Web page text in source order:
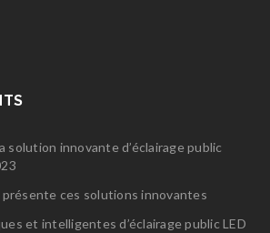
solution innovante d’éclairage public
présente ces solutions innovantes
et intelligentes d’éclairage public LED